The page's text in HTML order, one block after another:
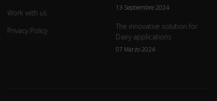
Work with us
Privacy Policy
13 Septiembre 2024
The innovative solution for
Dairy applications
07 Marzo 2024